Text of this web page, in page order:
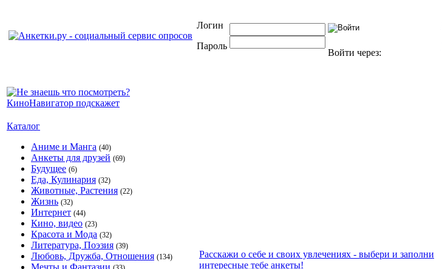
Логин
Пароль
Войти через:
Каталог
Аниме и Манга (40)
Анкеты для друзей (69)
Будущее (6)
Еда, Кулинария (32)
Животные, Растения (22)
Жизнь (32)
Интернет (44)
Кино, видео (23)
Красота и Мода (32)
Литература, Поэзия (39)
Любовь, Дружба, Отношения (134)
Мечты и Фантазии
Расскажи о себе и своих увлечениях - выбери и заполни
интересные тебе анкеты!